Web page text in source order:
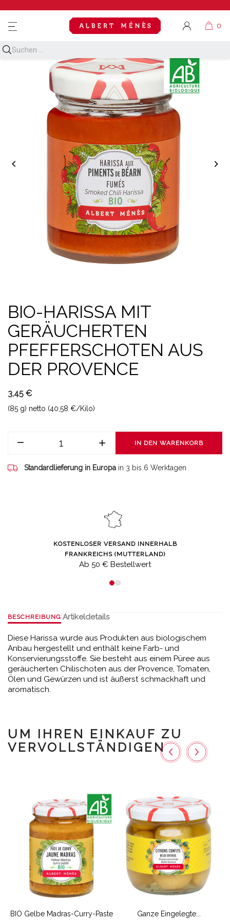
MENU
 
BIO-HARISSA MIT
GERÄUCHERTEN
PFEFFERSCHOTEN AUS
DER PROVENCE
3,45 €
(85 g) netto (40,58 €/Kilo)
IN DEN WARENKORB
Standardlieferung in Europa in 3 bis 6 Werktagen
KOSTENLOSER VERSAND INNERHALB
FRANKREICHS (MUTTERLAND)
Ab 50 € Bestellwert
BESCHREIBUNG Artikeldetails
Diese Harissa wurde aus Produkten aus biologischem
Anbau hergestellt und enthält keine Farb- und
Konservierungsstoffe. Sie besteht aus einem Püree aus
geräucherten Chilischoten aus der Provence, Tomaten,
Ölen und Gewürzen und ist äußerst schmackhaft und
aromatisch.
UM IHREN EINKAUF ZU
VERVOLLSTÄNDIGEN
BIO Gelbe Madras-Curry-Paste Ganze Eingelegte...